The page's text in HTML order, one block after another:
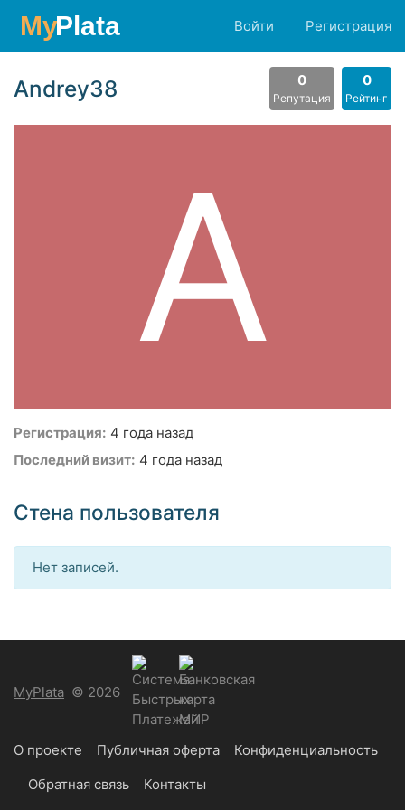
Войти Регистрация
Andrey38 0
Репутация
0
Рейтинг
A
Регистрация: 4 года назад
Последний визит: 4 года назад
Стена пользователя
Нет записей.
MyPlata © 2026
О проекте Публичная оферта
Конфиденциальность
Обратная связь
Контакты